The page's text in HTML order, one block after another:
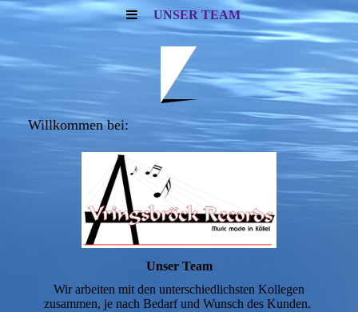
UNSER TEAM
Willkommen bei:
Unser Team
Wir arbeiten mit den unterschiedlichsten Kollegen
zusammen, je nach Bedarf und Wunsch des Kunden.